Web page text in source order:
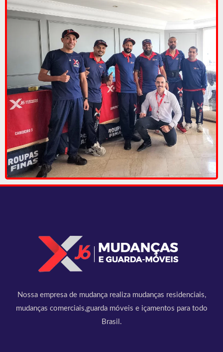
Nossa empresa de mudança realiza mudanças residenciais,
mudanças comerciais,guarda móveis e içamentos para todo
Brasil.